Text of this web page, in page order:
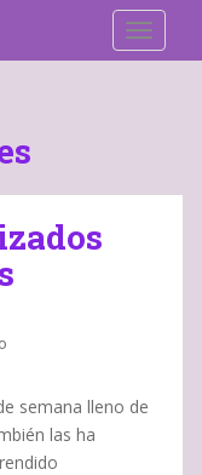
semana lleno de
las ha